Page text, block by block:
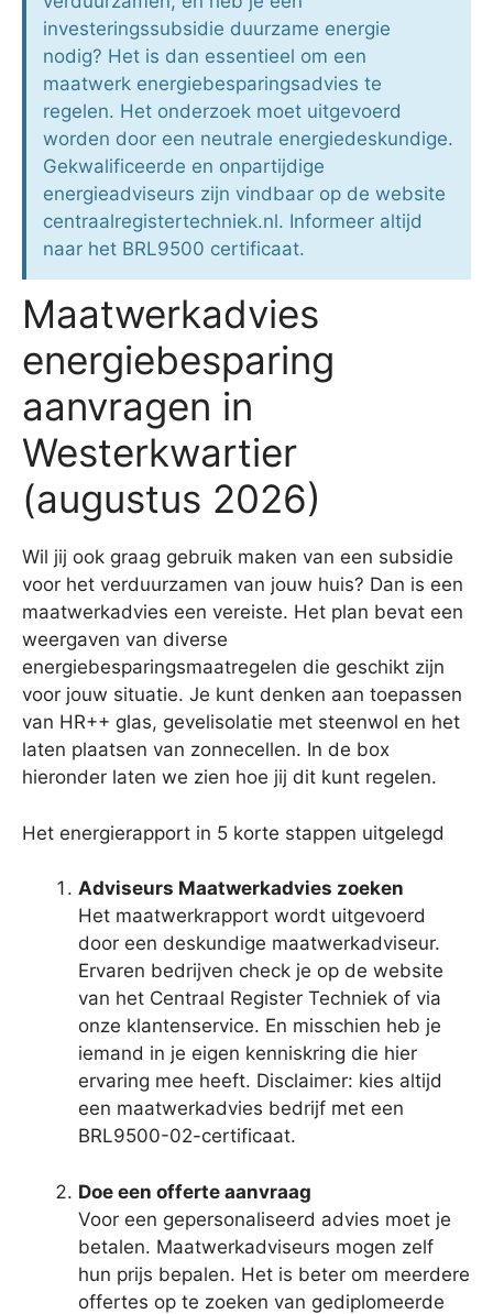
investeringssubsidie duurzame energie
nodig? Het is dan essentieel om een
maatwerk energiebesparingsadvies te
regelen. Het onderzoek moet uitgevoerd
worden door een neutrale energiedeskundige.
Gekwalificeerde en onpartijdige
energieadviseurs zijn vindbaar op de website
centraalregistertechniek.nl. Informeer altijd
naar het BRL9500 certificaat.
Maatwerkadvies
energiebesparing
aanvragen in
Westerkwartier
(augustus 2026)
Wil jij ook graag gebruik maken van een subsidie
voor het verduurzamen van jouw huis? Dan is een
maatwerkadvies een vereiste. Het plan bevat een
weergaven van diverse
energiebesparingsmaatregelen die geschikt zijn
voor jouw situatie. Je kunt denken aan toepassen
van HR++ glas, gevelisolatie met steenwol en het
laten plaatsen van zonnecellen. In de box
hieronder laten we zien hoe jij dit kunt regelen.
Het energierapport in 5 korte stappen uitgelegd
Adviseurs Maatwerkadvies zoeken
Het maatwerkrapport wordt uitgevoerd
door een deskundige maatwerkadviseur.
Ervaren bedrijven check je op de website
van het Centraal Register Techniek of via
onze klantenservice. En misschien heb je
iemand in je eigen kenniskring die hier
ervaring mee heeft. Disclaimer: kies altijd
een maatwerkadvies bedrijf met een
BRL9500-02-certificaat.
Doe een offerte aanvraag
Voor een gepersonaliseerd advies moet je
betalen. Maatwerkadviseurs mogen zelf
hun prijs bepalen. Het is beter om meerdere
offertes op te zoeken van gediplomeerde